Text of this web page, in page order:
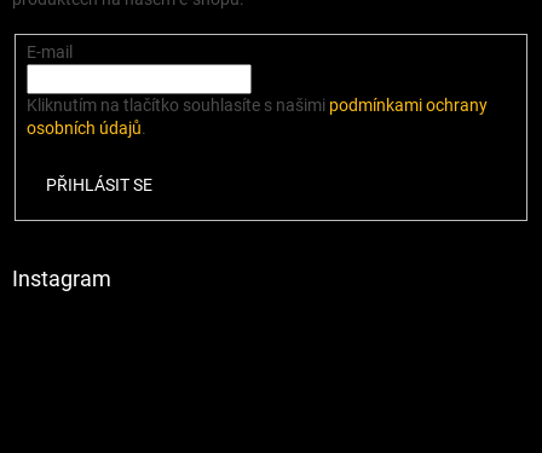
E-mail
Kliknutím na tlačítko souhlasíte s našimi podmínkami ochrany
osobních údajů.
PŘIHLÁSIT SE
Instagram